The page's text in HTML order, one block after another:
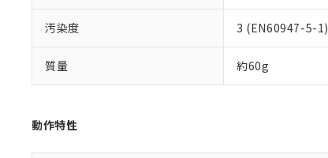
汚染度 3 (EN60947-5-1)
質量 約60g
動作特性